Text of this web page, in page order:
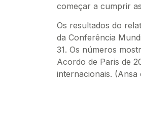
começar a cumprir
Os resultados do
da Conferência
31. Os números
Acordo de Paris de
internacionais. (Ansa